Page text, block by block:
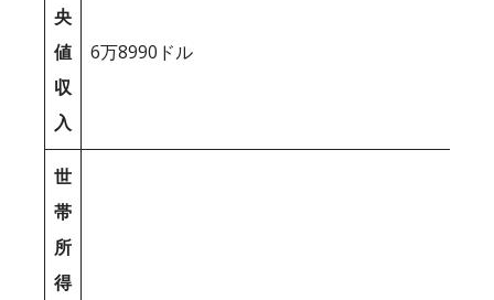
央
値
収
入
6万8990ドル
世
帯
所
得